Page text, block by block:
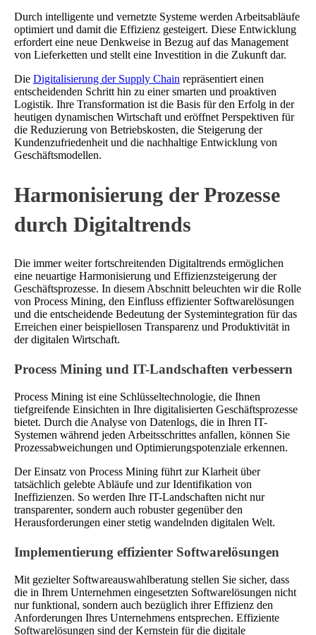
Durch intelligente und vernetzte Systeme werden Arbeitsabläufe
optimiert und damit die Effizienz gesteigert. Diese Entwicklung
erfordert eine neue Denkweise in Bezug auf das Management
von Lieferketten und stellt eine Investition in die Zukunft dar.
Die Digitalisierung der Supply Chain repräsentiert einen
entscheidenden Schritt hin zu einer smarten und proaktiven
Logistik. Ihre Transformation ist die Basis für den Erfolg in der
heutigen dynamischen Wirtschaft und eröffnet Perspektiven für
die Reduzierung von Betriebskosten, die Steigerung der
Kundenzufriedenheit und die nachhaltige Entwicklung von
Geschäftsmodellen.
Harmonisierung der Prozesse
durch Digitaltrends
Die immer weiter fortschreitenden Digitaltrends ermöglichen
eine neuartige Harmonisierung und Effizienzsteigerung der
Geschäftsprozesse. In diesem Abschnitt beleuchten wir die Rolle
von Process Mining, den Einfluss effizienter Softwarelösungen
und die entscheidende Bedeutung der Systemintegration für das
Erreichen einer beispiellosen Transparenz und Produktivität in
der digitalen Wirtschaft.
Process Mining und IT-Landschaften verbessern
Process Mining ist eine Schlüsseltechnologie, die Ihnen
tiefgreifende Einsichten in Ihre digitalisierten Geschäftsprozesse
bietet. Durch die Analyse von Datenlogs, die in Ihren IT-
Systemen während jeden Arbeitsschrittes anfallen, können Sie
Prozessabweichungen und Optimierungspotenziale erkennen.
Der Einsatz von Process Mining führt zur Klarheit über
tatsächlich gelebte Abläufe und zur Identifikation von
Ineffizienzen. So werden Ihre IT-Landschaften nicht nur
transparenter, sondern auch robuster gegenüber den
Herausforderungen einer stetig wandelnden digitalen Welt.
Implementierung effizienter Softwarelösungen
Mit gezielter Softwareauswahlberatung stellen Sie sicher, dass
die in Ihrem Unternehmen eingesetzten Softwarelösungen nicht
nur funktional, sondern auch bezüglich ihrer Effizienz den
Anforderungen Ihres Unternehmens entsprechen. Effiziente
Softwarelösungen sind der Kernstein für die digitale